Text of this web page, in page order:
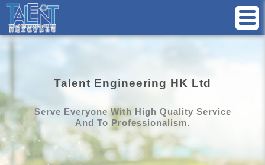
Talent Engineering HK Ltd
Serve Everyone With High Quality Service
And To Professionalism.